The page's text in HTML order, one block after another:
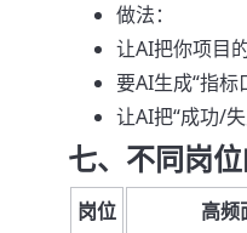
做法：
让AI把你项目
要AI生成“指
让AI把“成功/
七、不同岗
岗位
高频